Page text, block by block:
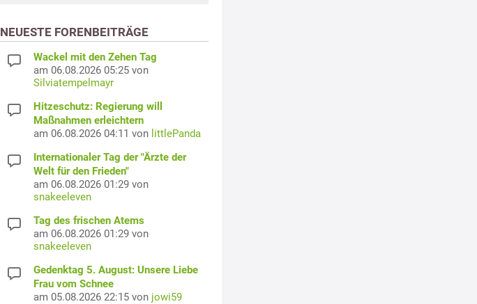
NEUESTE FORENBEITRÄGE
Wackel mit den Zehen Tag
am 06.08.2026 05:25 von
Silviatempelmayr
Hitzeschutz: Regierung will
Maßnahmen erleichtern
am 06.08.2026 04:11 von littlePanda
Internationaler Tag der "Ärzte der
Welt für den Frieden"
am 06.08.2026 01:29 von
snakeeleven
Tag des frischen Atems
am 06.08.2026 01:29 von
snakeeleven
Gedenktag 5. August: Unsere Liebe
Frau vom Schnee
am 05.08.2026 22:15 von jowi59